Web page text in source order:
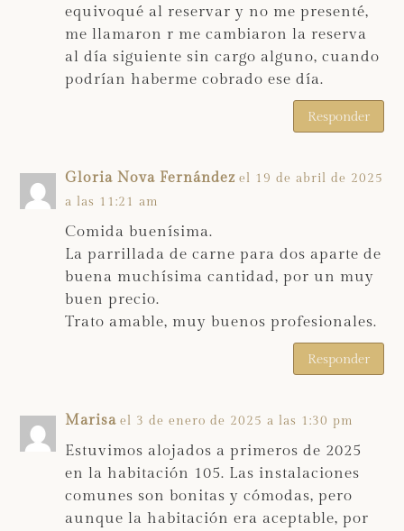
equivoqué al reservar y no me presenté,
me llamaron r me cambiaron la reserva
al día siguiente sin cargo alguno, cuando
podrían haberme cobrado ese día.
Responder
Gloria Nova Fernández el 19 de abril de 2025
a las 11:21 am
Comida buenísima.
La parrillada de carne para dos aparte de
buena muchísima cantidad, por un muy
buen precio.
Trato amable, muy buenos profesionales.
Responder
Marisa el 3 de enero de 2025 a las 1:30 pm
Estuvimos alojados a primeros de 2025
en la habitación 105. Las instalaciones
comunes son bonitas y cómodas, pero
aunque la habitación era aceptable, por